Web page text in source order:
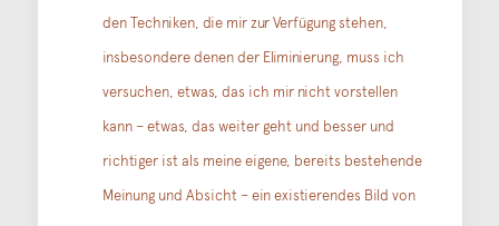
den Techniken, die mir zur Verfügung stehen,
insbesondere denen der Eliminierung, muss ich
versuchen, etwas, das ich mir nicht vorstellen
kann – etwas, das weiter geht und besser und
richtiger ist als meine eigene, bereits bestehende
Meinung und Absicht – ein existierendes Bild von